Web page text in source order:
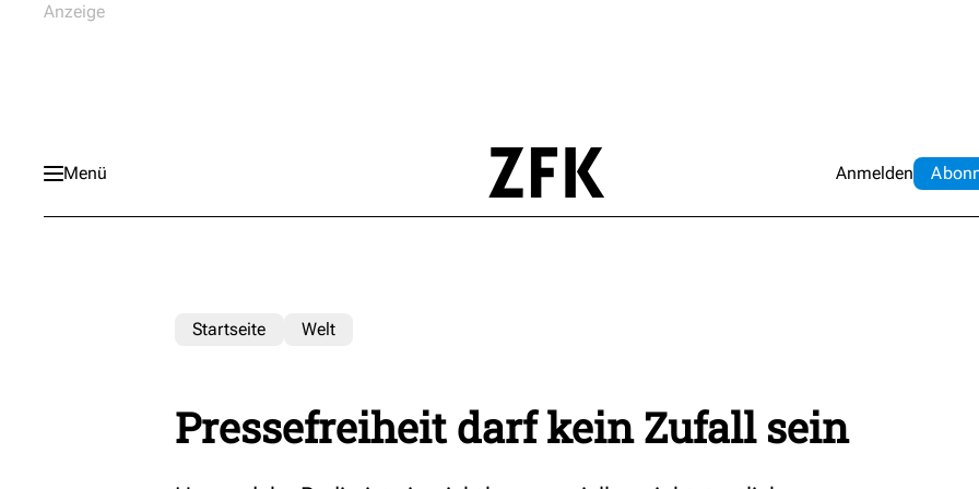
Menü Anmelden Abo
Startseite Welt
Pressefreiheit darf kein Zufall sein